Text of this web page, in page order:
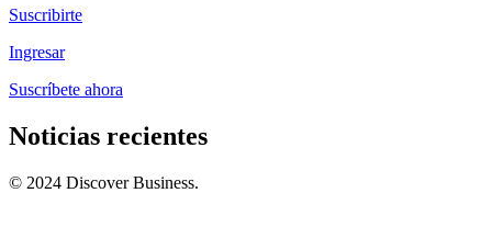
Suscribirte
Ingresar
Suscríbete ahora
Noticias recientes
© 2024 Discover Business.